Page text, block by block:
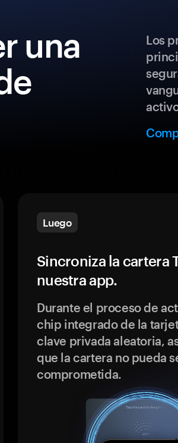
una
Los
Luego
Sincroniza la cartera
nuestra app.
Durante el proceso de
chip integrado de la
clave privada aleatoria,
que la cartera no pueda
comprometida.